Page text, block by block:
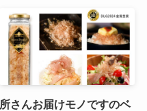
所さんお届けモノですのベ